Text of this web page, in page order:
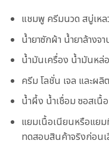
แชมพู ครีมนวด สบู่เหล
น้ำยาซักผ้า น้ำยาล้างจ
น้ำมันเครื่อง น้ำมันหล่
ครีม โลชั่น เจล และผ
น้ำผึ้ง น้ำเชื่อม ซอสเนื้
แยมเนื้อเนียนหรือแย
ทดสอบสินค้าจริงก่อนเ